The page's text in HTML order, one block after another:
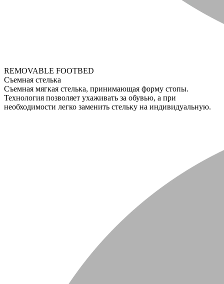
REMOVABLE FOOTBED
Съемная стелька
Съемная мягкая стелька, принимающая форму стопы.
Технология позволяет ухаживать за обувью, а при
необходимости легко заменить стельку на индивидуальную.